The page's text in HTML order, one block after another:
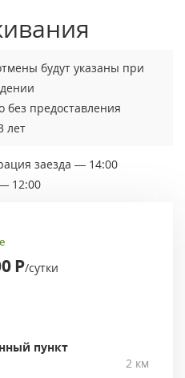
будут указаны при
без предоставления
лет
заезда — 14:00
12:00
Р/сутки
пункт
2 км